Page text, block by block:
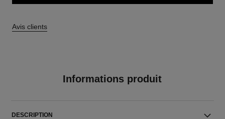
Avis clients
Informations produit
DESCRIPTION